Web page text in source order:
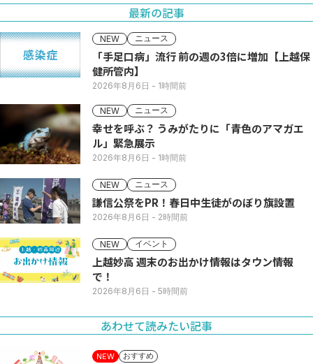
最新の記事
NEW ニュース
「手足口病」流行 前の週の3倍に増加【上越保
健所管内】
2026年8月6日 - 1時間前
NEW ニュース
幸せを呼ぶ？ うみがたりに「青色のアマガエ
ル」緊急展示
2026年8月6日 - 1時間前
NEW ニュース
謙信公祭をPR！春日中生徒がのぼり旗設置
2026年8月6日 - 2時間前
NEW イベント
上越妙高 週末のお出かけ情報はタウン情報
で！
2026年8月6日 - 5時間前
あわせて読みたい記事
NEW おすすめ